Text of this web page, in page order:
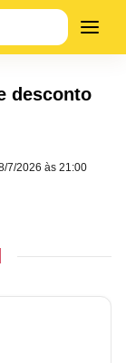
desconto
7/2026 às 21:00